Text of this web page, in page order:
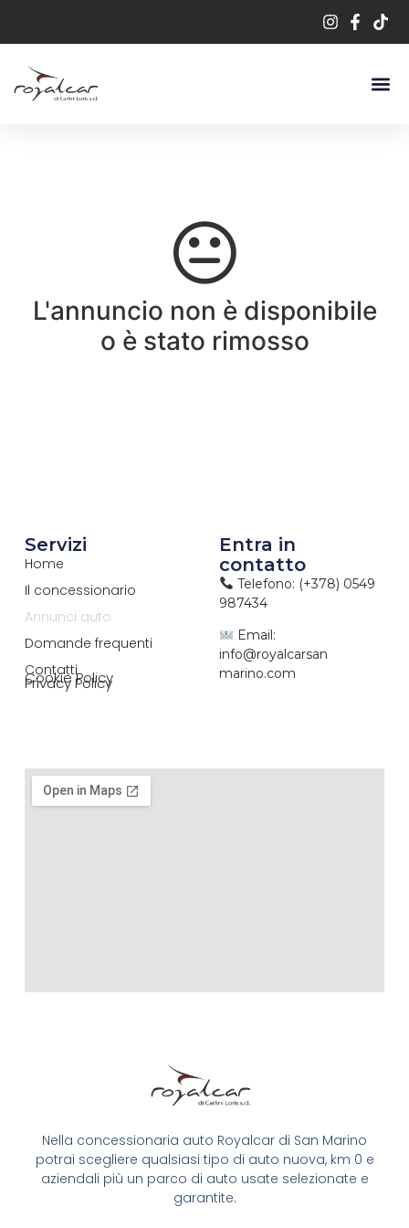
L'annuncio non è disponibile
o è stato rimosso
Nella concessionaria auto Royalcar di San Marino
potrai scegliere qualsiasi tipo di auto nuova, km 0 e
aziendali più un parco di auto usate selezionate e
garantite.
Servizi
Home
Il concessionario
Annunci auto
Domande frequenti
Contatti
Cookie Policy
Privacy Policy
Entra in
contatto
Telefono: (+378) 0549
987434
Email:
info@royalcarsan
marino.com